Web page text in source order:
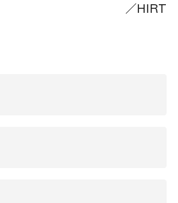
／HIRT